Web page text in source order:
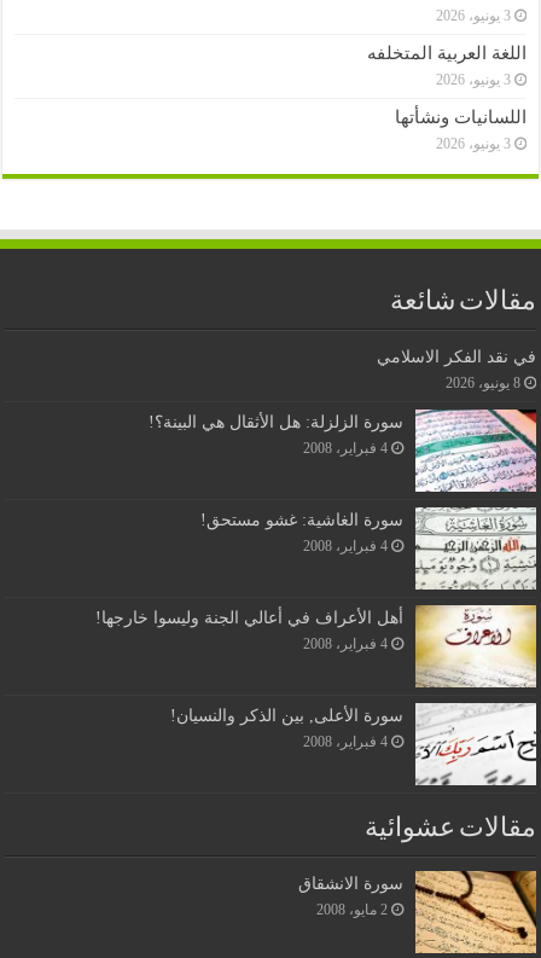
3 يونيو، 2026
اللغة العربية المتخلفه
3 يونيو، 2026
اللسانيات ونشأتها
3 يونيو، 2026
مقالات شائعة
في نقد الفكر الاسلامي
8 يونيو، 2026
سورة الزلزلة: هل الأثقال هي البينة؟!
4 فبراير، 2008
سورة الغاشية: غشو مستحق!
4 فبراير، 2008
أهل الأعراف في أعالي الجنة وليسوا خارجها!
4 فبراير، 2008
سورة الأعلى, بين الذكر والنسيان!
4 فبراير، 2008
مقالات عشوائية
سورة الانشقاق
2 مايو، 2008